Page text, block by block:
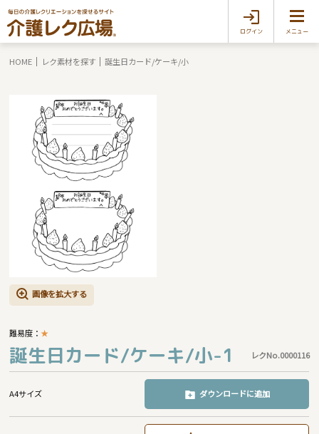
ログイン メニュー
HOME レク素材を探す 誕生日カード/ケーキ/小
画像を拡大する
難易度：★
誕生日カード/ケーキ/小-1 レクNo.0000116
A4サイズ ダウンロードに追加